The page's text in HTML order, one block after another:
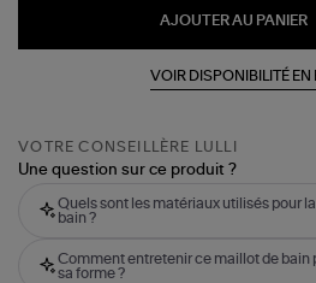
AJOUTER AU PANIER
VOIR DISPONIBILITÉ EN
VOTRE CONSEILLÈRE LULLI
Une question sur ce produit ?
Quels sont les matériaux utilisés pour
bain ?
Comment entretenir ce maillot de bain
sa forme ?